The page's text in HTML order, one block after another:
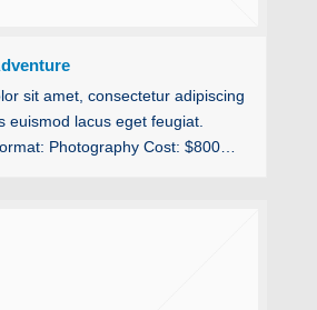
sit amet, consectetur adipiscing
euismod lacus eget feugiat.
Photography Cost: $800…